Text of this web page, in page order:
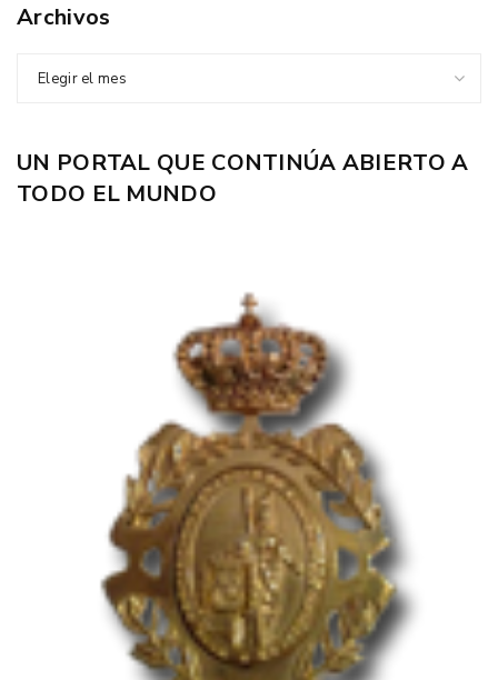
Archivos
Elegir el mes
UN PORTAL QUE CONTINÚA ABIERTO A
TODO EL MUNDO